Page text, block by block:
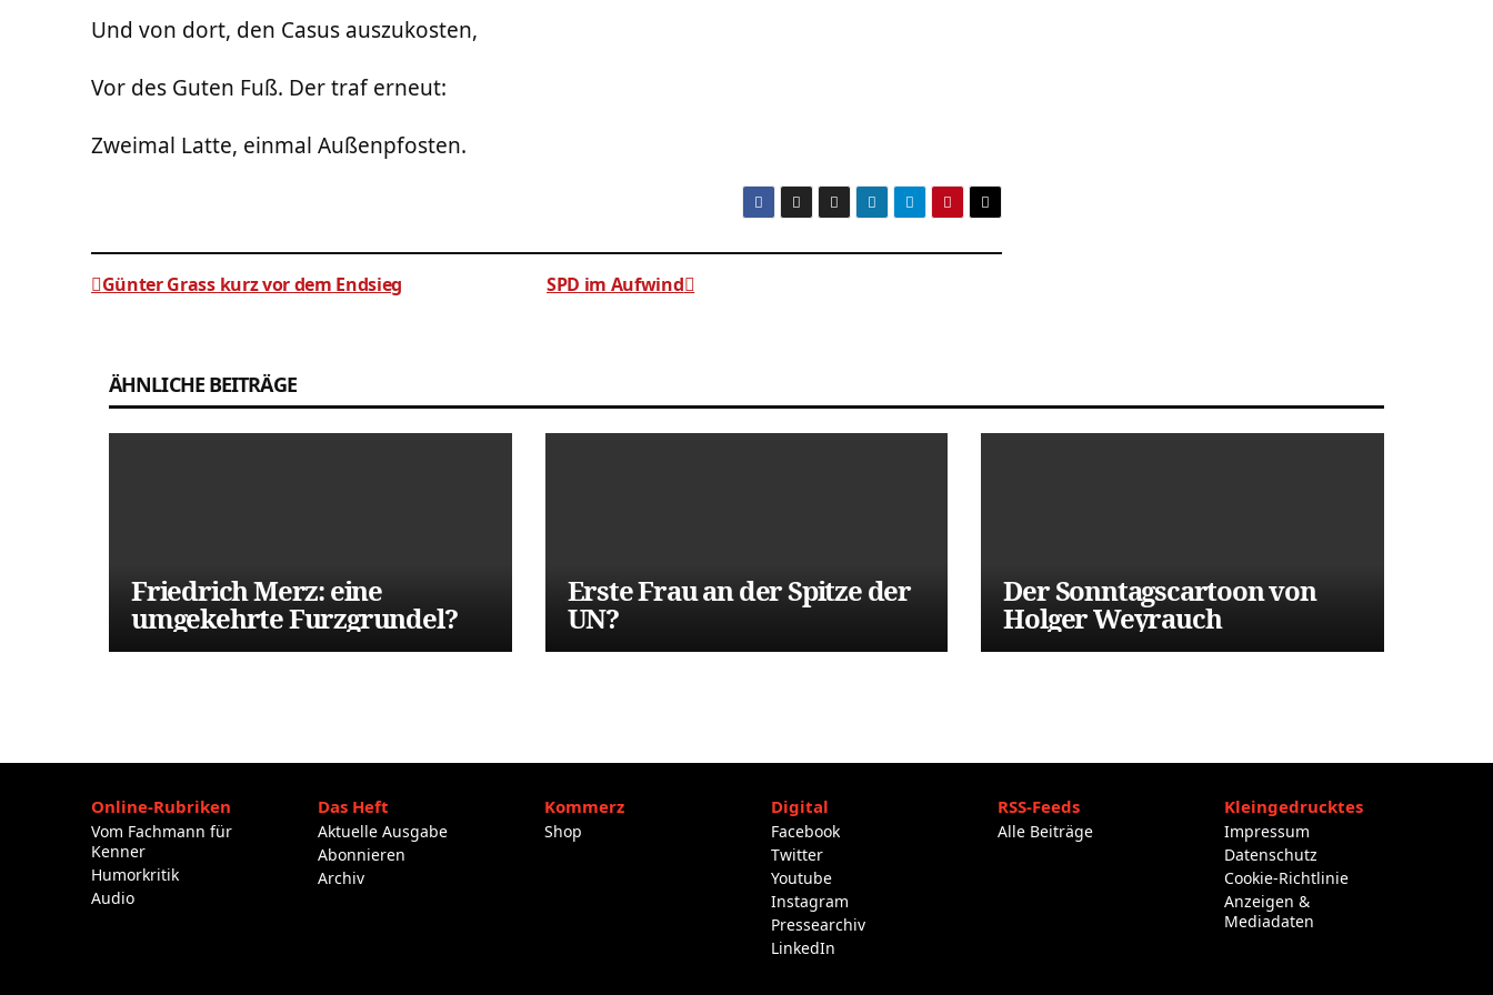
Und von dort, den Casus auszukosten,
Vor des Guten Fuß. Der traf erneut:
Zweimal Latte, einmal Außenpfosten.
Beitragsnavigation
SPD im Aufwind
Günter Grass kurz vor dem Endsieg
ÄHNLICHE BEITRÄGE
Friedrich Merz: eine
umgekehrte Furzgrundel?
Erste Frau an der Spitze der
UN?
Der Sonntagscartoon von
Holger Weyrauch
Online-Rubriken
Vom Fachmann für
Kenner
Humorkritik
Audio
Das Heft
Aktuelle Ausgabe
Abonnieren
Archiv
Kommerz
Shop
Digital
Facebook
Twitter
Youtube
Instagram
Pressearchiv
LinkedIn
RSS-Feeds
Alle Beiträge
Kleingedrucktes
Impressum
Datenschutz
Cookie-Richtlinie
Anzeigen &
Mediadaten